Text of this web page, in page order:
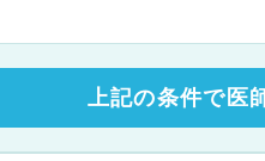
上記の条件で医